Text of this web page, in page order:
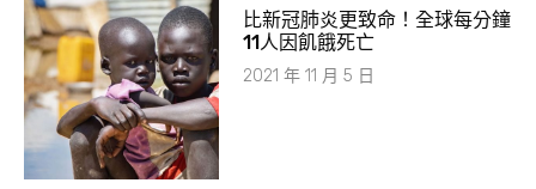
比新冠肺炎更致命！全球每分鐘
11人因飢餓死亡
2021 年 11 月 5 日